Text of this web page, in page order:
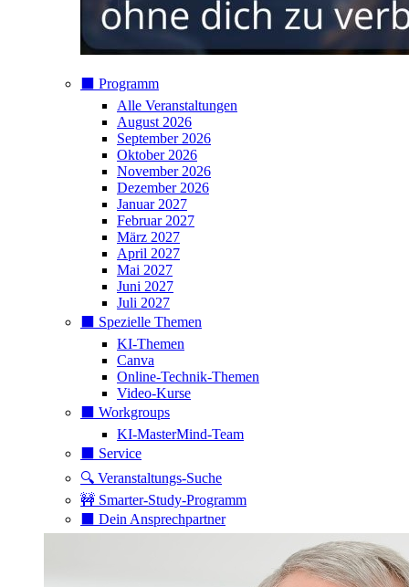
⬛️ Programm
Alle Veranstaltungen
August 2026
September 2026
Oktober 2026
November 2026
Dezember 2026
Januar 2027
Februar 2027
März 2027
April 2027
Mai 2027
Juni 2027
Juli 2027
⬛️ Spezielle Themen
KI-Themen
Canva
Online-Technik-Themen
Video-Kurse
⬛️ Workgroups
KI-MasterMind-Team
⬛️ Service
🔍 Veranstaltungs-Suche
🚧 Smarter-Study-Programm
⬛️ Dein Ansprechpartner